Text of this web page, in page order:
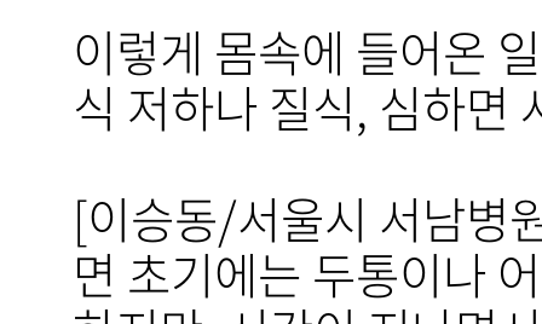
이렇게 몸속에 들어온
식 저하나 질식, 심하면
[이승동/서울시 서남병
면 초기에는 두통이나